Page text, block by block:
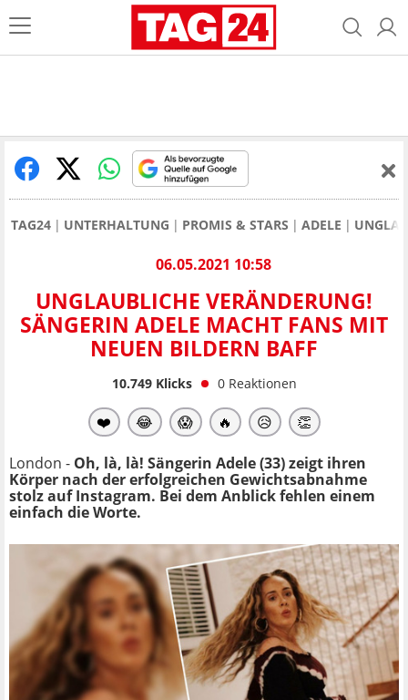
TAG24 UNTERHALTUNG PROMIS & STARS ADELE
06.05.2021 10:58
UNGLAUBLICHE VERÄNDERUNG!
SÄNGERIN ADELE MACHT FANS MIT
NEUEN BILDERN BAFF
10.749Klicks 0 Reaktionen
❤️ 😂 😱 🔥 😥 👏
London - Oh, là, là! Sängerin Adele (33) zeigt ihren
Körper nach der erfolgreichen Gewichtsabnahme
stolz auf Instagram. Bei dem Anblick fehlen einem
einfach die Worte.